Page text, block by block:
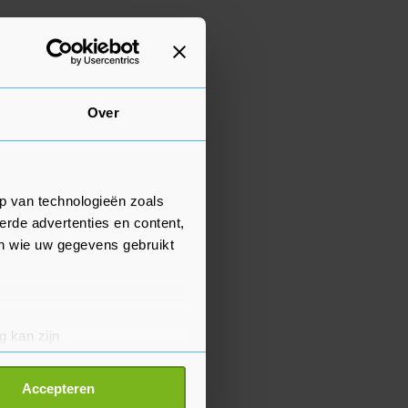
Over
van technologieën zoals
advertenties en content,
wie uw gegevens gebruikt
kan zijn
detailgedeelte
Accepteren